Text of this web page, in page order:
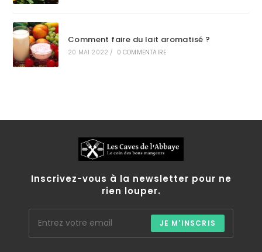
Comment faire du lait aromatisé ?
20 MAI 2022 / 0 COMMENTAIRE
Inscrivez-vous à la newsletter pour ne
rien louper.
JE M'INSCRIS